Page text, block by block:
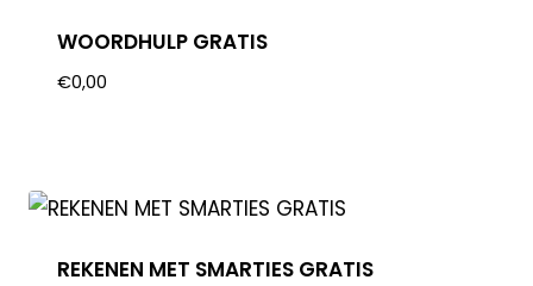
WOORDHULP GRATIS
€0,00
REKENEN MET SMARTIES GRATIS